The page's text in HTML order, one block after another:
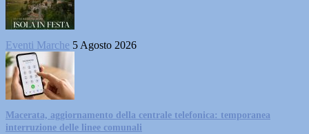
Eventi Marche 5 Agosto 2026
Macerata, aggiornamento della centrale telefonica: temporanea
interruzione delle linee comunali